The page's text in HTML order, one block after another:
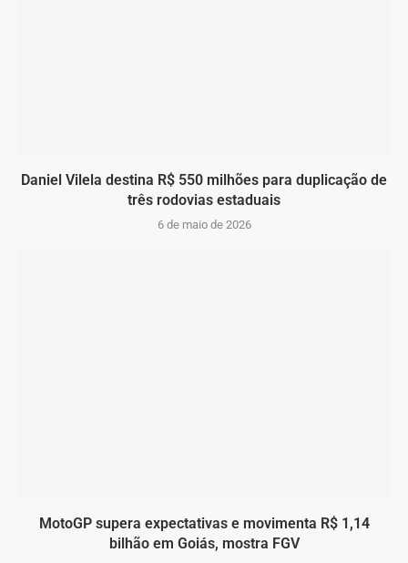
Daniel Vilela destina R$ 550 milhões para duplicação de
três rodovias estaduais
6 de maio de 2026
MotoGP supera expectativas e movimenta R$ 1,14
bilhão em Goiás, mostra FGV